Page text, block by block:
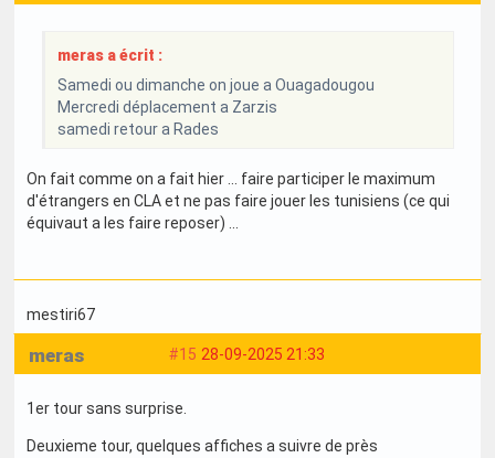
meras a écrit :
Samedi ou dimanche on joue a Ouagadougou
Mercredi déplacement a Zarzis
samedi retour a Rades
On fait comme on a fait hier ... faire participer le maximum
d'étrangers en CLA et ne pas faire jouer les tunisiens (ce qui
équivaut a les faire reposer) ...
mestiri67
#15 28-09-2025 21:33
meras
1er tour sans surprise.
Deuxieme tour, quelques affiches a suivre de près